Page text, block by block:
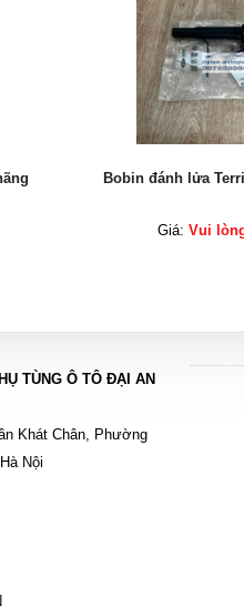
Bobin đánh lửa
Giá:Vui
TÙNG Ô TÔ ĐẠI AN
Khát Chân, Phường
Nội